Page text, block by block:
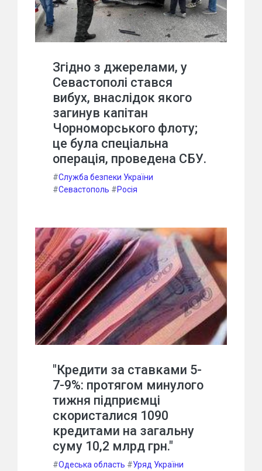
Згідно з джерелами, у
Севастополі стався
вибух, внаслідок якого
загинув капітан
Чорноморського флоту;
це була спеціальна
операція, проведена СБУ.
#Служба безпеки України
#Севастополь #Росія
"Кредити за ставками 5-
7-9%: протягом минулого
тижня підприємці
скористалися 1090
кредитами на загальну
суму 10,2 млрд грн."
#Одеська область #Уряд України